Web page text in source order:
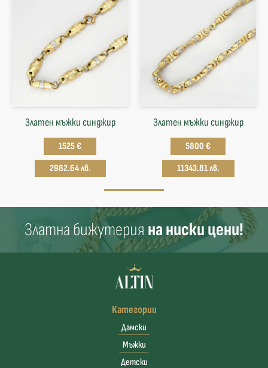
Златен мъжки синджир
1525 €
2982.64 лв.
Златен мъжки синджир
5800 €
11343.81 лв.
Златна бижутерия на ниски цени!
Категории
Дамски
Мъжки
Детски